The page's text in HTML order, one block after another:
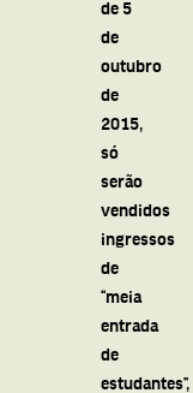
de 5
de
outubro
de
2015,
só
serão
vendidos
ingressos
de
“meia
entrada
de
estudantes”,